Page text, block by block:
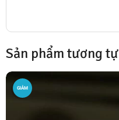
Sản phẩm tương tự
GIẢM